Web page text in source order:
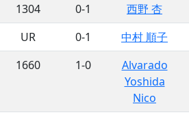
1304 0-1
西野 杏
UR 0-1
中村 順子
1660 1-0
Alvarado
Yoshida
Nico